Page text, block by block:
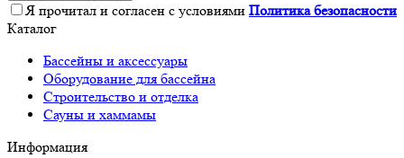
Я прочитал и согласен с условиями Политика безопасности
Каталог
Бассейны и аксессуары
Оборудование для бассейна
Строительство и отделка
Сауны и хаммамы
Информация